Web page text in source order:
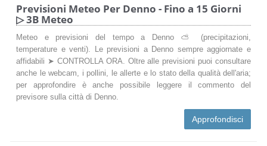
Previsioni Meteo Per Denno - Fino a 15 Giorni
▷ 3B Meteo
Meteo e previsioni del tempo a Denno ⛅ (precipitazioni,
temperature e venti). Le previsioni a Denno sempre aggiornate e
affidabili ➤ CONTROLLA ORA. Oltre alle previsioni puoi consultare
anche le webcam, i pollini, le allerte e lo stato della qualità dell'aria;
per approfondire è anche possibile leggere il commento del
previsore sulla città di Denno.
Approfondisci